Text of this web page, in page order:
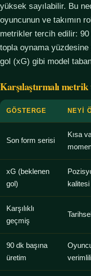
yüksek sayılabilir. Bu
oyuncunun ve takımın
metrikler tercih edilir: 90
topla oynama
gol (xG) gibi model
Karşılaştırmalı
GÖSTERGE NEYI
Son form serisi
Kısa
xG (beklenen
gol)
kalitesi
Karşılıklı
geçmiş
90 dk başına
üretim